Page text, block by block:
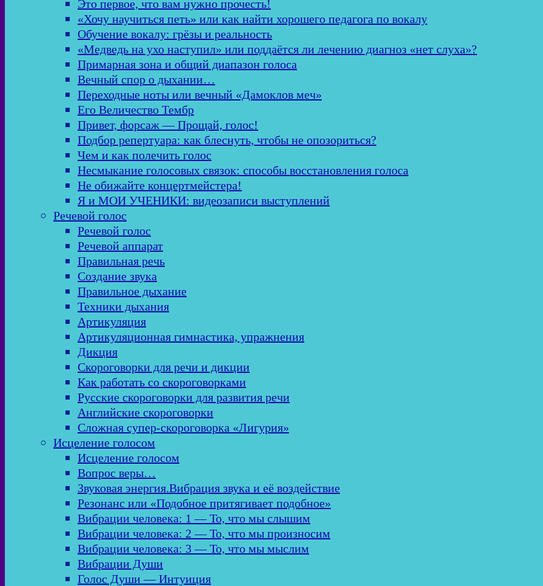
Это первое, что вам нужно прочесть!
«Хочу научиться петь» или как найти хорошего педагога по вокалу
Обучение вокалу: грёзы и реальность
«Медведь на ухо наступил» или поддаётся ли лечению диагноз «нет слуха»?
Примарная зона и общий диапазон голоса
Вечный спор о дыхании…
Переходные ноты или вечный «Дамоклов меч»
Его Величество Тембр
Привет, форсаж — Прощай, голос!
Подбор репертуара: как блеснуть, чтобы не опозориться?
Чем и как полечить голос
Несмыкание голосовых связок: способы восстановления голоса
Не обижайте концертмейстера!
Я и МОИ УЧЕНИКИ: видеозаписи выступлений
Речевой голос
Речевой голос
Речевой аппарат
Правильная речь
Создание звука
Правильное дыхание
Техники дыхания
Артикуляция
Артикуляционная гимнастика, упражнения
Дикция
Скороговорки для речи и дикции
Как работать со скороговорками
Русские скороговорки для развития речи
Английские скороговорки
Сложная супер-скороговорка «Лигурия»
Исцеление голосом
Исцеление голосом
Вопрос веры…
Звуковая энергия.Вибрация звука и её воздействие
Резонанс или «Подобное притягивает подобное»
Вибрации человека: 1 — То, что мы слышим
Вибрации человека: 2 — То, что мы произносим
Вибрации человека: 3 — То, что мы мыслим
Вибрации Души
Голос Души — Интуиция